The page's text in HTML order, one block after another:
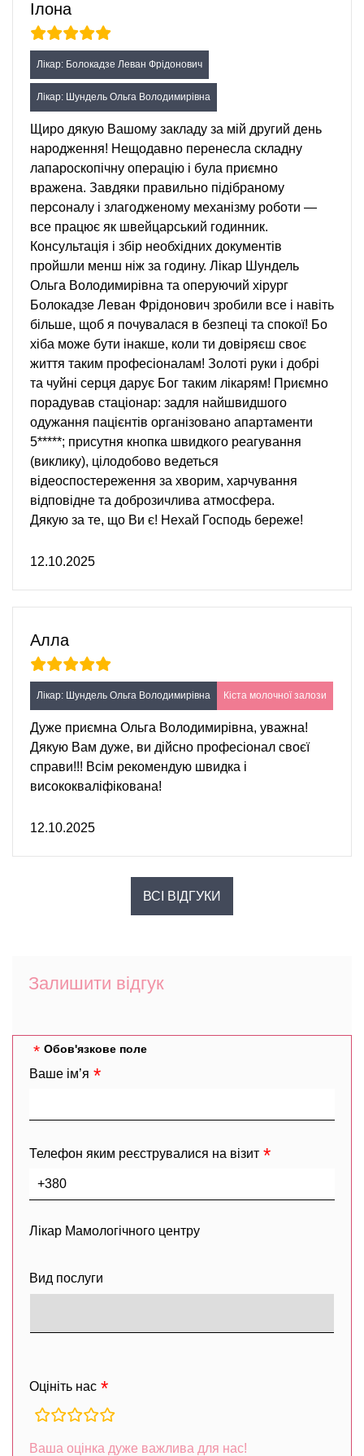
Ілона
Лікар: Болокадзе Леван Фрідонович
Лікар: Шундель Ольга Володимирівна
Щиро дякую Вашому закладу за мій другий день
народження! Нещодавно перенесла складну
лапароскопічну операцію і була приємно
вражена. Завдяки правильно підібраному
персоналу і злагодженому механізму роботи —
все працює як швейцарський годинник.
Консультація і збір необхідних документів
пройшли менш ніж за годину. Лікар Шундель
Ольга Володимирівна та оперуючий хірург
Болокадзе Леван Фрідонович зробили все і навіть
більше, щоб я почувалася в безпеці та спокої! Бо
хіба може бути інакше, коли ти довіряєш своє
життя таким професіоналам! Золоті руки і добрі
та чуйні серця дарує Бог таким лікарям! Приємно
порадував стаціонар: задля найшвидшого
одужання пацієнтів організовано апартаменти
5*****; присутня кнопка швидкого реагування
(виклику), цілодобово ведеться
відеоспостереження за хворим, харчування
відповідне та доброзичлива атмосфера.
Дякую за те, що Ви є! Нехай Господь береже!
12.10.2025
Алла
Лікар: Шундель Ольга Володимирівна Кіста молочної залози
Дуже приємна Ольга Володимирівна, уважна!
Дякую Вам дуже, ви дійсно професіонал своєї
справи!!! Всім рекомендую швидка і
висококваліфікована!
12.10.2025
ВСІ ВІДГУКИ
Залишити відгук
Обов'язкове поле
Ваше ім’я
Телефон яким реєструвалися на візит
Лікар Мамологічного центру
Вид послуги
Оцініть нас
rating
fields
Ваша оцінка дуже важлива для нас!